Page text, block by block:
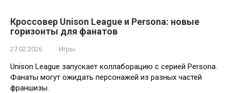
Кроссовер Unison League и Persona: новые
горизонты для фанатов
27.02.2026 Игры
Unison League запускает коллаборацию с серией Persona.
Фанаты могут ожидать персонажей из разных частей
франшизы.